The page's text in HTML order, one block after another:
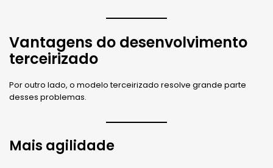
Vantagens do desenvolvimento
terceirizado
Por outro lado, o modelo terceirizado resolve grande parte
desses problemas.
Mais agilidade